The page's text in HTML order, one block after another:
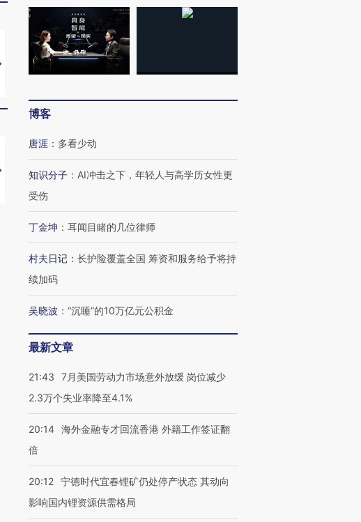
马航飞行员跨国走私7万
粒摇头丸 尿检体内含3种
视线｜被称为“蟑螂”的印
度Z世代 用街头抗争将教
机”？难民潮撕裂西班牙
【推广】走进第四届链博
【商旅对话】华住集团
博客
唐涯 ： 多看少动
知识分子 ： AI冲击之下，年轻人与高学历女性更
受伤
丁金坤 ： 耳闻目睹的几位律师
村夫日记 ： 长护险覆盖全国 筹资和服务给予将持
续加码
吴晓波 ： “沉睡”的10万亿元公积金
最新文章
21:43
7月美国劳动力市场意外放缓 岗位减少
2.3万个失业率降至4.1%
20:14 海外金融专才回流香港 外籍工作签证翻
倍
20:12 宁德时代宜春锂矿仍处停产状态 其动向
影响国内锂资源供需格局